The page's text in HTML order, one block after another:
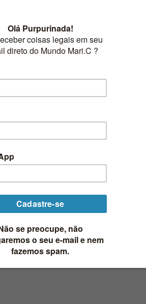
Antigamente no Brasil
no Brasil? Essa festa tão amada que
LENDO→